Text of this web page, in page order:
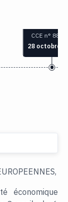
CCE n° 88-
28 octobre
économique